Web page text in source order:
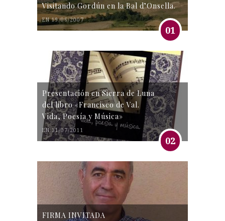
Visitando Gordún en la Bal d’Onsella.
EN 19/06/2007
01
Presentación en Sierra de Luna
del libro «Francisco de Val.
Vida, Poesía y Música»
EN 31/07/2011
02
FIRMA INVITADA